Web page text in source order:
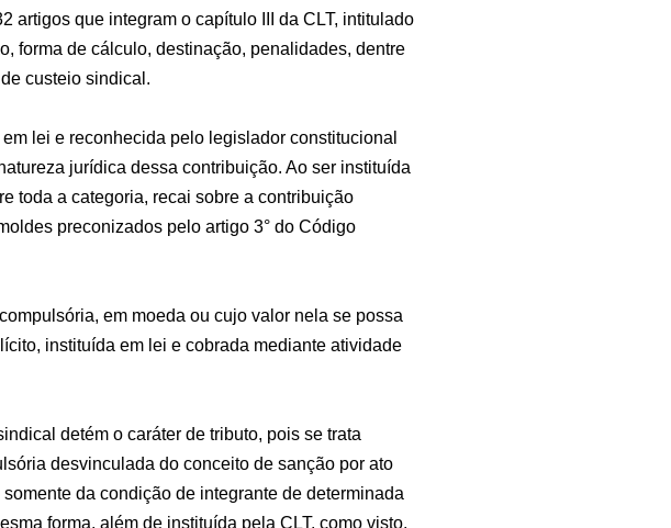
artigos que integram o capítulo III da CLT, intitulado
forma de cálculo, destinação, penalidades, dentre
custeio sindical.
lei e reconhecida pelo legislador constitucional
jurídica dessa contribuição. Ao ser instituída
toda a categoria, recai sobre a contribuição
preconizados pelo artigo 3° do Código
em moeda ou cujo valor nela se possa
instituída em lei e cobrada mediante atividade
detém o caráter de tributo, pois se trata
desvinculada do conceito de sanção por ato
da condição de integrante de determinada
forma, além de instituída pela CLT, como visto,